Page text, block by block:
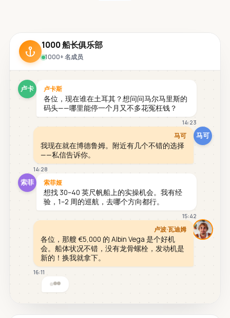
1000 船长俱乐部
1000+ 名成员
卢卡 卢卡斯
各位，现在谁在土耳其？想问问马尔马里斯的
码头——哪里能停一个月又不多花冤枉钱？
14:23
马可
马可
我现在就在博德鲁姆。附近有几个不错的选择
——私信告诉你。
14:28
索菲 索菲娅
想找 30–40 英尺帆船上的实操机会。我有经
验，1–2 周的巡航，去哪个方向都行。
15:42
卢波·瓦迪姆
各位，那艘 €5,000 的 Albin Vega 是个好机
会。船体状况不错，没有龙骨螺栓，发动机是
新的！换我就拿下。
16:11